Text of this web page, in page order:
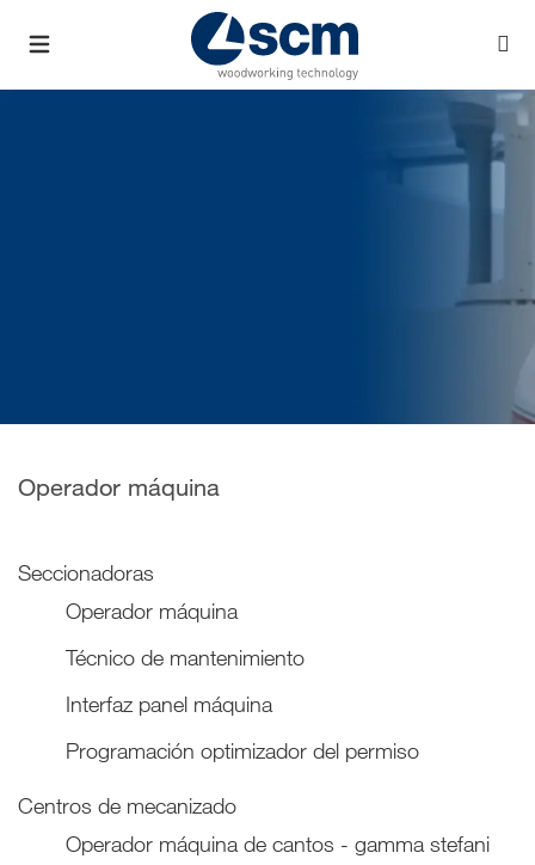
Operador máquina
Seccionadoras
Operador máquina
Técnico de mantenimiento
Interfaz panel máquina
Programación optimizador del permiso
Centros de mecanizado
Operador máquina de cantos - gamma stefani